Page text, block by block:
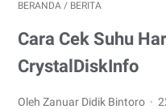
BERANDA / BERITA
Cara Cek Suhu
CrystalDiskInfo
Oleh Zanuar Didik Bintoro